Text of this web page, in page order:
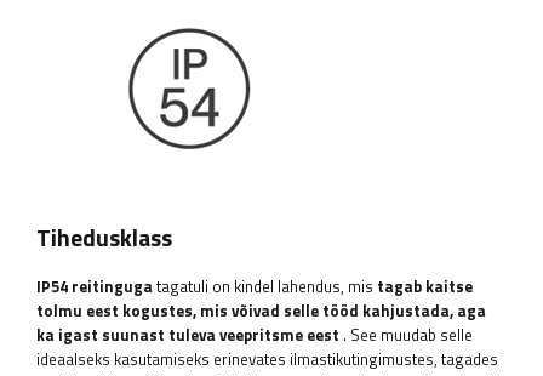
Tihedusklass
IP54 reitingugatagatuli on kindel lahendus, mis tagab kaitse
tolmu eest kogustes, mis võivad selle tööd kahjustada, aga
ka igast suunast tuleva veepritsme eest . See muudab selle
ideaalseks kasutamiseks erinevates ilmastikutingimustes, tagades